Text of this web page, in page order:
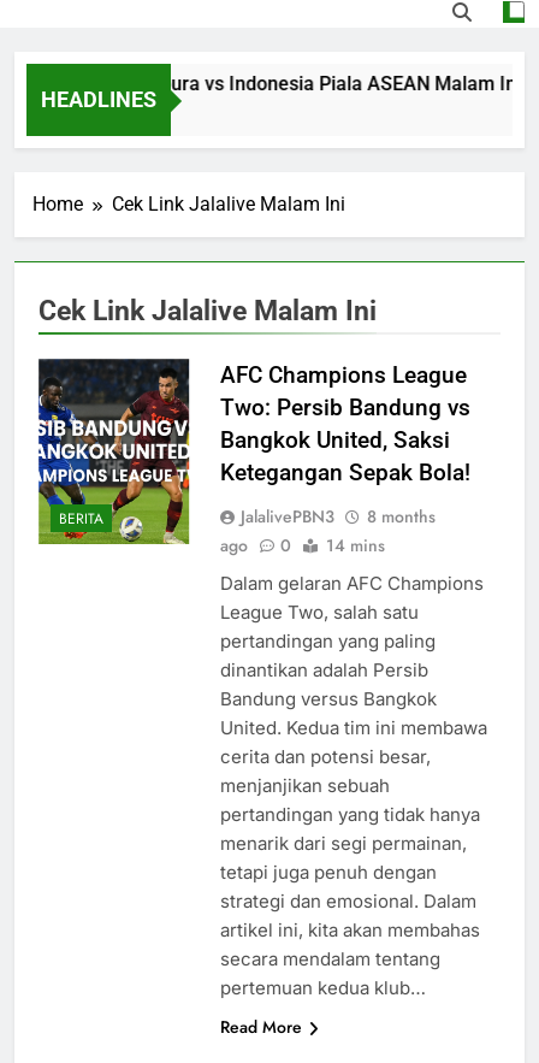
HEADLINES
Streaming Singapura vs Indonesia Piala ASEAN Malam Ini
2 Hours Ago
Home Cek Link Jalalive Malam Ini
Cek Link Jalalive Malam Ini
BERITA
AFC Champions League
Two: Persib Bandung vs
Bangkok United, Saksi
Ketegangan Sepak Bola!
JalalivePBN3
8 months
ago
0 14 mins
Dalam gelaran AFC Champions
League Two, salah satu
pertandingan yang paling
dinantikan adalah Persib
Bandung versus Bangkok
United. Kedua tim ini membawa
cerita dan potensi besar,
menjanjikan sebuah
pertandingan yang tidak hanya
menarik dari segi permainan,
tetapi juga penuh dengan
strategi dan emosional. Dalam
artikel ini, kita akan membahas
secara mendalam tentang
pertemuan kedua klub…
Read More